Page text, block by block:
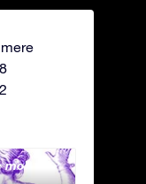
mø